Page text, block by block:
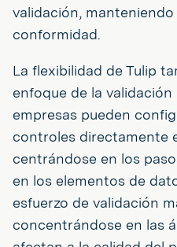
validación,
conformidad.
La flexibilidad de Tulip
enfoque de la
empresas pueden
controles directamente
centrándose en los
en los elementos de
esfuerzo de validación
concentrándose en las